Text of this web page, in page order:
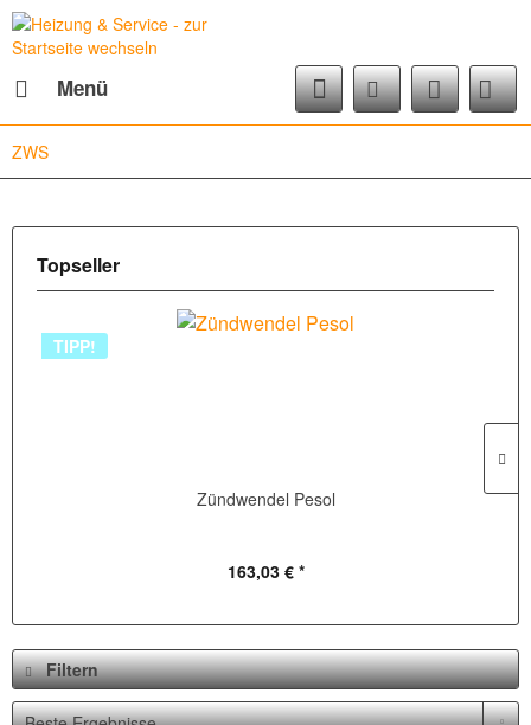
Menü
ZWS
Topseller
TIPP!
Zündwendel Pesol
163,03 € *
Filtern